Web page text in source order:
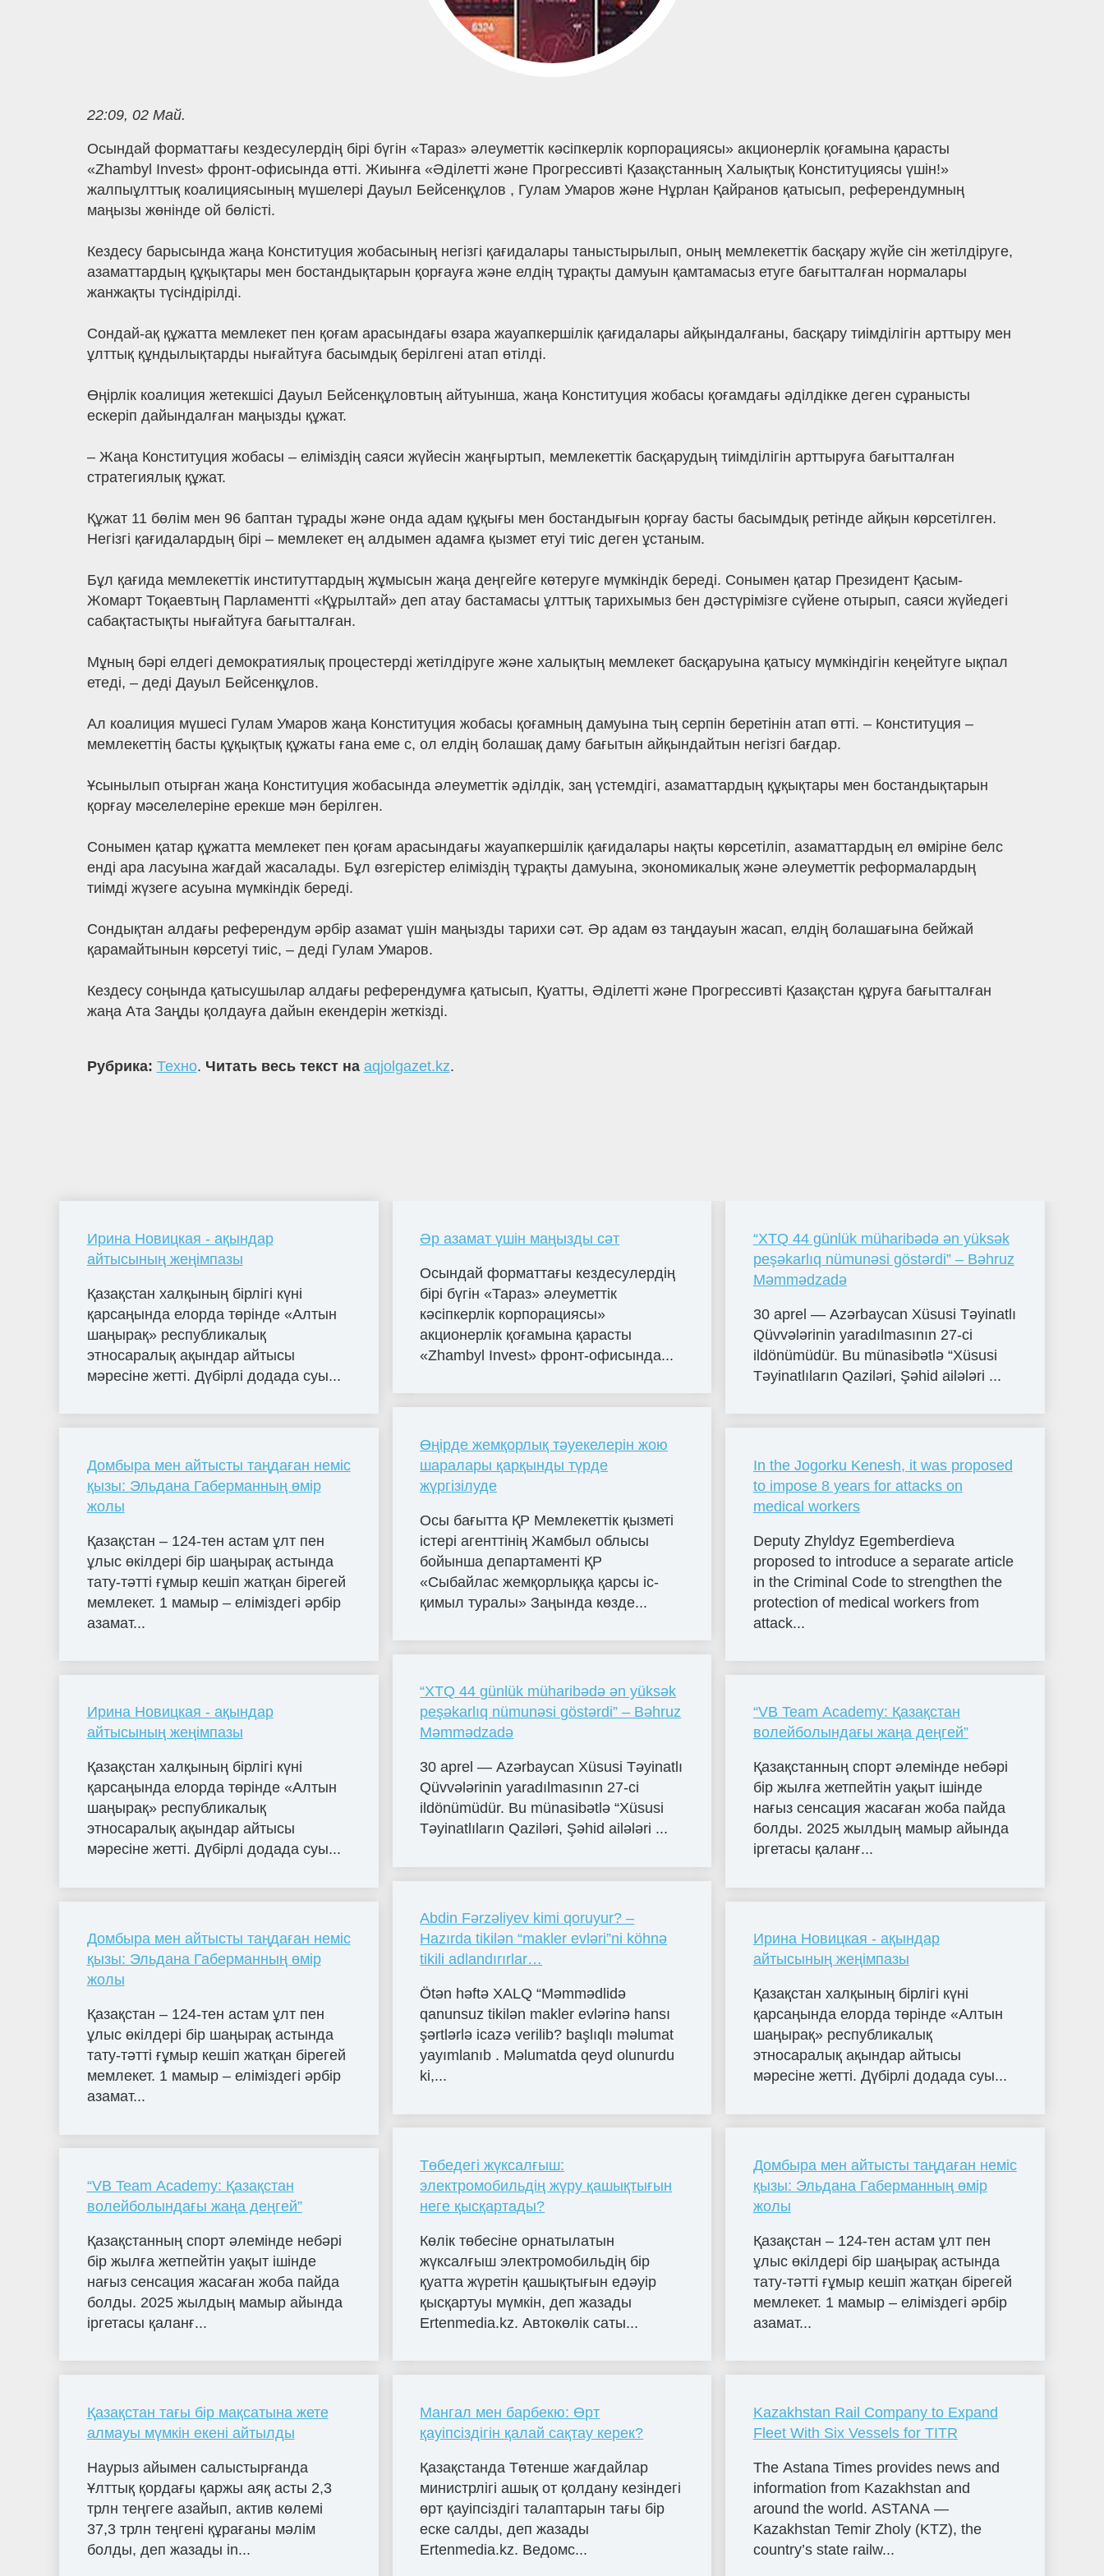
22:09, 02 Май.
Осындай форматтағы кездесулердің бірі бүгін «Тараз» әлеуметтік кәсіпкерлік корпорациясы» акционерлік қоғамына қарасты
«Zhambyl Invest» фронт-офисында өтті. Жиынға «Әділетті және Прогрессивті Қазақстанның Халықтық Конституциясы үшін!»
жалпыұлттық коалициясының мүшелері Дауыл Бейсенқұлов , Гулам Умаров және Нұрлан Қайранов қатысып, референдумның
маңызы жөнінде ой бөлісті.
Кездесу барысында жаңа Конституция жобасының негізгі қағидалары таныстырылып, оның мемлекеттік басқару жүйе сін жетілдіруге,
азаматтардың құқықтары мен бостандықтарын қорғауға және елдің тұрақты дамуын қамтамасыз етуге бағытталған нормалары
жанжақты түсіндірілді.
Сондай-ақ құжатта мемлекет пен қоғам арасындағы өзара жауапкершілік қағидалары айқындалғаны, басқару тиімділігін арттыру мен
ұлттық құндылықтарды нығайтуға басымдық берілгені атап өтілді.
Өңірлік коалиция жетекшісі Дауыл Бейсенқұловтың айтуынша, жаңа Конституция жобасы қоғамдағы әділдікке деген сұранысты
ескеріп дайындалған маңызды құжат.
– Жаңа Конституция жобасы – еліміздің саяси жүйесін жаңғыртып, мемлекеттік басқарудың тиімділігін арттыруға бағытталған
стратегиялық құжат.
Құжат 11 бөлім мен 96 баптан тұрады және онда адам құқығы мен бостандығын қорғау басты басымдық ретінде айқын көрсетілген.
Негізгі қағидалардың бірі – мемлекет ең алдымен адамға қызмет етуі тиіс деген ұстаным.
Бұл қағида мемлекеттік институттардың жұмысын жаңа деңгейге көтеруге мүмкіндік береді. Сонымен қатар Президент Қасым-
Жомарт Тоқаевтың Парламентті «Құрылтай» деп атау бастамасы ұлттық тарихымыз бен дәстүрімізге сүйене отырып, саяси жүйедегі
сабақтастықты нығайтуға бағытталған.
Мұның бәрі елдегі демократиялық процестерді жетілдіруге және халықтың мемлекет басқаруына қатысу мүмкіндігін кеңейтуге ықпал
етеді, – деді Дауыл Бейсенқұлов.
Ал коалиция мүшесі Гулам Умаров жаңа Конституция жобасы қоғамның дамуына тың серпін беретінін атап өтті. – Конституция –
мемлекеттің басты құқықтық құжаты ғана еме с, ол елдің болашақ даму бағытын айқындайтын негізгі бағдар.
Ұсынылып отырған жаңа Конституция жобасында әлеуметтік әділдік, заң үстемдігі, азаматтардың құқықтары мен бостандықтарын
қорғау мәселелеріне ерекше мән берілген.
Сонымен қатар құжатта мемлекет пен қоғам арасындағы жауапкершілік қағидалары нақты көрсетіліп, азаматтардың ел өміріне белс
енді ара ласуына жағдай жасалады. Бұл өзгерістер еліміздің тұрақты дамуына, экономикалық және әлеуметтік реформалардың
тиімді жүзеге асуына мүмкіндік береді.
Сондықтан алдағы референдум әрбір азамат үшін маңызды тарихи сәт. Әр адам өз таңдауын жасап, елдің болашағына бейжай
қарамайтынын көрсетуі тиіс, – деді Гулам Умаров.
Кездесу соңында қатысушылар алдағы референдумға қатысып, Қуатты, Әділетті және Прогрессивті Қазақстан құруға бағытталған
жаңа Ата Заңды қолдауға дайын екендерін жеткізді.
Рубрика: Техно. Читать весь текст на aqjolgazet.kz.
Ирина Новицкая - ақындар
айтысының жеңімпазы
Қазақстан халқының бірлігі күні
қарсаңында елорда төрінде «Алтын
шаңырақ» республикалық
этносаралық ақындар айтысы
мәресіне жетті. Дүбірлі додада суы...
Домбыра мен айтысты таңдаған неміс
қызы: Эльдана Габерманның өмір
жолы
Қазақстан – 124-тен астам ұлт пен
ұлыс өкілдері бір шаңырақ астында
тату-тәтті ғұмыр кешіп жатқан бірегей
мемлекет. 1 мамыр – еліміздегі әрбір
азамат...
Ирина Новицкая - ақындар
айтысының жеңімпазы
Қазақстан халқының бірлігі күні
қарсаңында елорда төрінде «Алтын
шаңырақ» республикалық
этносаралық ақындар айтысы
мәресіне жетті. Дүбірлі додада суы...
Домбыра мен айтысты таңдаған неміс
қызы: Эльдана Габерманның өмір
жолы
Қазақстан – 124-тен астам ұлт пен
ұлыс өкілдері бір шаңырақ астында
тату-тәтті ғұмыр кешіп жатқан бірегей
мемлекет. 1 мамыр – еліміздегі әрбір
азамат...
“VB Team Academy: Қазақстан
волейболындағы жаңа деңгей”
Қазақстанның спорт әлемінде небәрі
бір жылға жетпейтін уақыт ішінде
нағыз сенсация жасаған жоба пайда
болды. 2025 жылдың мамыр айында
іргетасы қаланғ...
Қазақстан тағы бір мақсатына жете
алмауы мүмкін екені айтылды
Наурыз айымен салыстырғанда
Ұлттық қордағы қаржы аяқ асты 2,3
трлн теңгеге азайып, актив көлемі
37,3 трлн теңгені құрағаны мәлім
болды, деп жазады in...
Әр азамат үшін маңызды сәт
Осындай форматтағы кездесулердің
бірі бүгін «Тараз» әлеуметтік
кәсіпкерлік корпорациясы»
акционерлік қоғамына қарасты
«Zhambyl Invest» фронт-офисында...
Өңірде жемқорлық тәуекелерін жою
шаралары қарқынды түрде
жүргізілуде
Осы бағытта ҚР Мемлекеттік қызметі
істері агенттінің Жамбыл облысы
бойынша департаменті ҚР
«Сыбайлас жемқорлыққа қарсы іс-
қимыл туралы» Заңында көзде...
“XTQ 44 günlük müharibədə ən yüksək
peşəkarlıq nümunəsi göstərdi” – Bəhruz
Məmmədzadə
30 aprel — Azərbaycan Xüsusi Təyinatlı
Qüvvələrinin yaradılmasının 27-ci
ildönümüdür. Bu münasibətlə “Xüsusi
Təyinatlıların Qaziləri, Şəhid ailələri ...
Abdin Fərzəliyev kimi qoruyur? –
Hazırda tikilən “makler evləri”ni köhnə
tikili adlandırırlar…
Ötən həftə XALQ “Məmmədlidə
qanunsuz tikilən makler evlərinə hansı
şərtlərlə icazə verilib? başlıqlı məlumat
yayımlanıb . Məlumatda qeyd olunurdu
ki,...
Төбедегі жүксалғыш:
электромобильдің жүру қашықтығын
неге қысқартады?
Көлік төбесіне орнатылатын
жүксалғыш электромобильдің бір
қуатта жүретін қашықтығын едәуір
қысқартуы мүмкін, деп жазады
Ertenmedia.kz. Автокөлік саты...
Мангал мен барбекю: Өрт
қауіпсіздігін қалай сақтау керек?
Қазақстанда Төтенше жағдайлар
министрлігі ашық от қолдану кезіндегі
өрт қауіпсіздігі талаптарын тағы бір
еске салды, деп жазады
Ertenmedia.kz. Ведомс...
“XTQ 44 günlük müharibədə ən yüksək
peşəkarlıq nümunəsi göstərdi” – Bəhruz
Məmmədzadə
30 aprel — Azərbaycan Xüsusi Təyinatlı
Qüvvələrinin yaradılmasının 27-ci
ildönümüdür. Bu münasibətlə “Xüsusi
Təyinatlıların Qaziləri, Şəhid ailələri ...
In the Jogorku Kenesh, it was proposed
to impose 8 years for attacks on
medical workers
Deputy Zhyldyz Egemberdieva
proposed to introduce a separate article
in the Criminal Code to strengthen the
protection of medical workers from
attack...
“VB Team Academy: Қазақстан
волейболындағы жаңа деңгей”
Қазақстанның спорт әлемінде небәрі
бір жылға жетпейтін уақыт ішінде
нағыз сенсация жасаған жоба пайда
болды. 2025 жылдың мамыр айында
іргетасы қаланғ...
Ирина Новицкая - ақындар
айтысының жеңімпазы
Қазақстан халқының бірлігі күні
қарсаңында елорда төрінде «Алтын
шаңырақ» республикалық
этносаралық ақындар айтысы
мәресіне жетті. Дүбірлі додада суы...
Домбыра мен айтысты таңдаған неміс
қызы: Эльдана Габерманның өмір
жолы
Қазақстан – 124-тен астам ұлт пен
ұлыс өкілдері бір шаңырақ астында
тату-тәтті ғұмыр кешіп жатқан бірегей
мемлекет. 1 мамыр – еліміздегі әрбір
азамат...
Kazakhstan Rail Company to Expand
Fleet With Six Vessels for TITR
The Astana Times provides news and
information from Kazakhstan and
around the world. ASTANA —
Kazakhstan Temir Zholy (KTZ), the
country’s state railw...